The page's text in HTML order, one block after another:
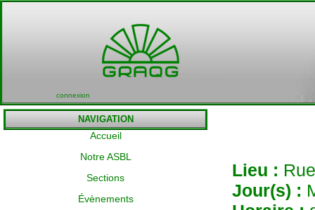
connexion
NAVIGATION
Accueil
Notre ASBL
Sections
Évènements
Lieu :
Jour(s) :